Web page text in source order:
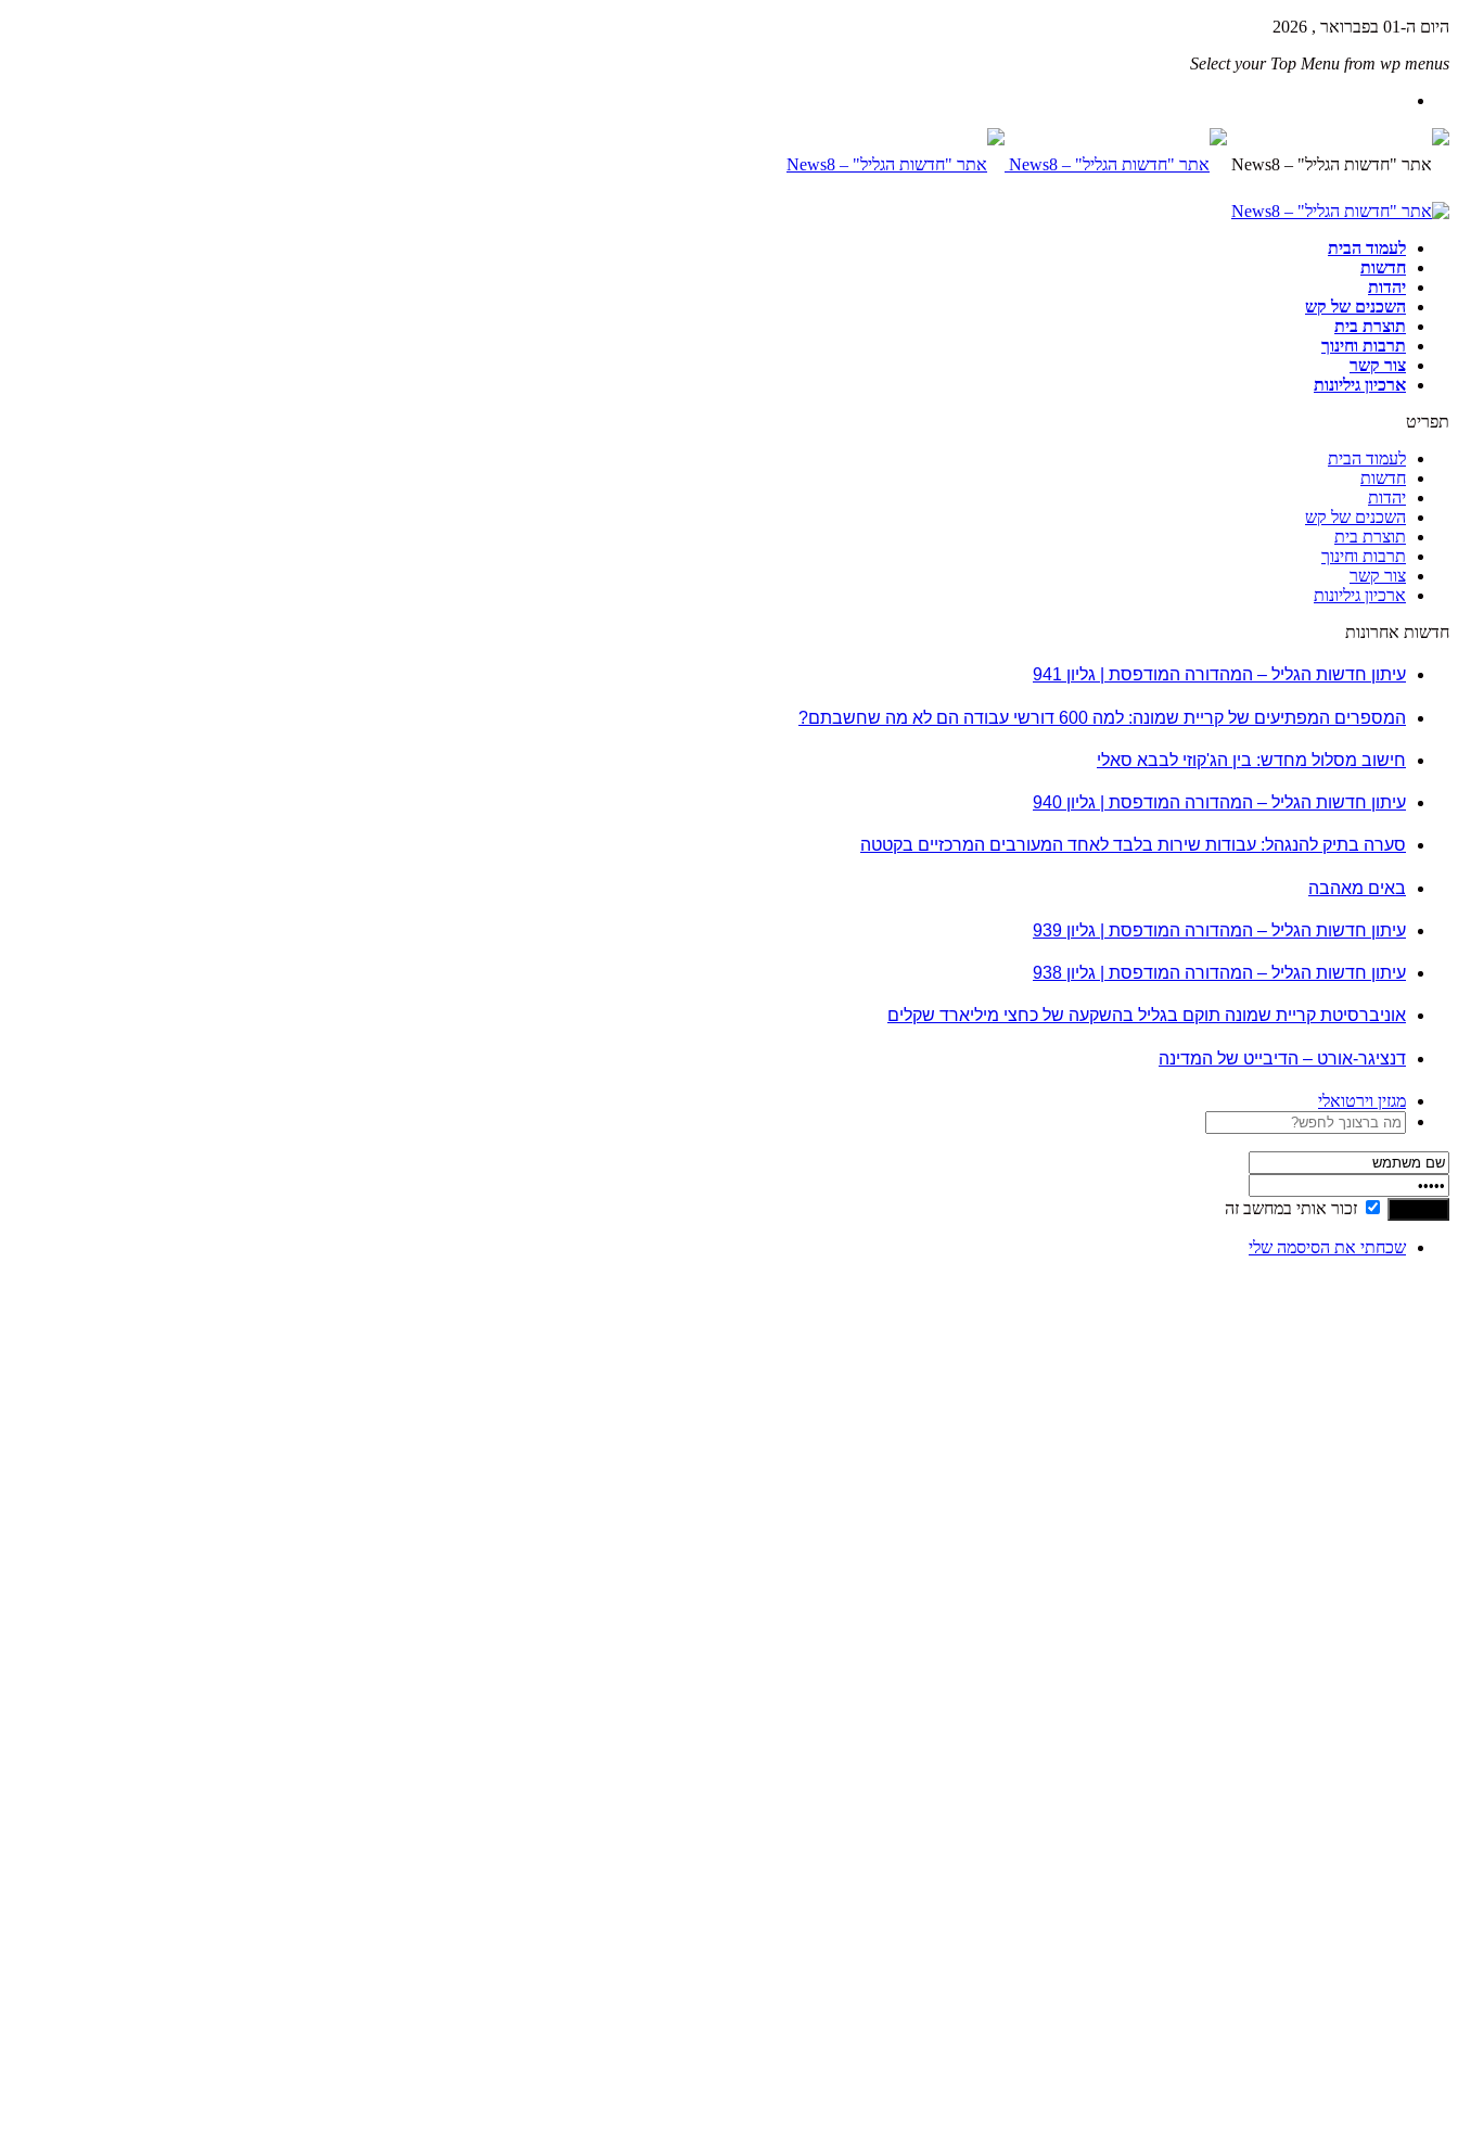
היום ה-01 בפברואר , 2026
Select your Top Menu from wp menus
לעמוד הבית
חדשות
יהדות
השכנים של קש
תוצרת בית
תרבות וחינוך
צור קשר
ארכיון גיליונות
תפריט
לעמוד הבית
חדשות
יהדות
השכנים של קש
תוצרת בית
תרבות וחינוך
צור קשר
ארכיון גיליונות
חדשות אחרונות
עיתון חדשות הגליל – המהדורה המודפסת | גליון 941
המספרים המפתיעים של קריית שמונה: למה 600 דורשי עבודה הם לא מה שחשבתם?
חישוב מסלול מחדש: בין הג'קוזי לבבא סאלי
עיתון חדשות הגליל – המהדורה המודפסת | גליון 940
סערה בתיק להנגהל: עבודות שירות בלבד לאחד המעורבים המרכזיים בקטטה
באים מאהבה
עיתון חדשות הגליל – המהדורה המודפסת | גליון 939
עיתון חדשות הגליל – המהדורה המודפסת | גליון 938
אוניברסיטת קריית שמונה תוקם בגליל בהשקעה של כחצי מיליארד שקלים
דנציגר-אורט – הדיבייט של המדינה
מגזין וירטואלי
זכור אותי במחשב זה
שכחתי את הסיסמה שלי